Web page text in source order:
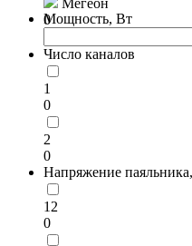
Мегеон
0
Мощность, Вт
Число каналов
1
0
2
0
Напряжение
12
0